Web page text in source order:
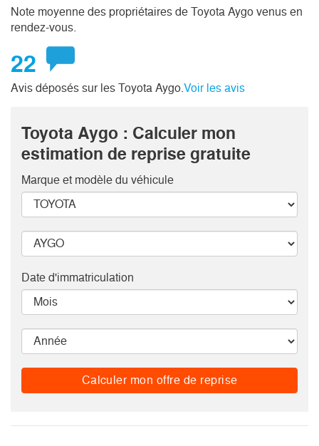
Note moyenne des propriétaires de Toyota Aygo venus en
rendez-vous.
22
Avis déposés sur les Toyota Aygo. Voir les avis
Toyota Aygo : Calculer mon
estimation de reprise gratuite
Marque et modèle du véhicule
Date d'immatriculation
Calculer mon offre de reprise